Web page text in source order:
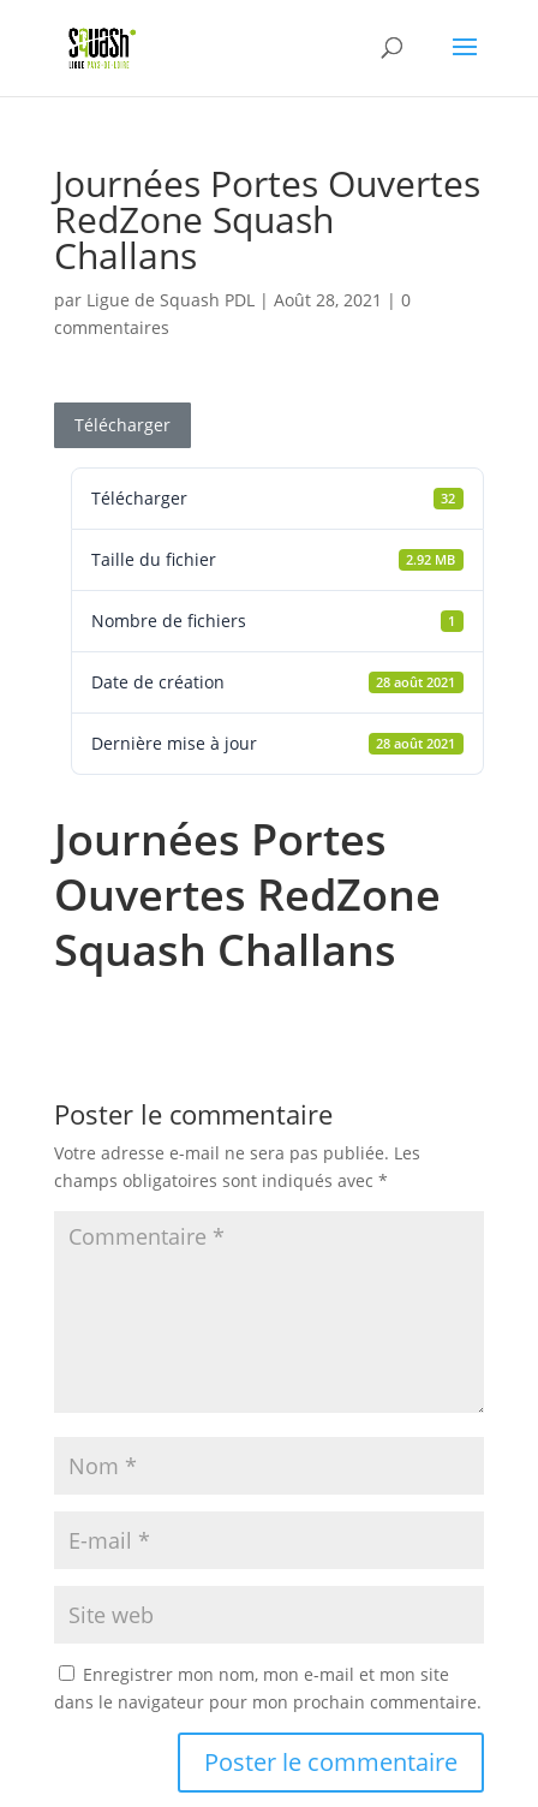
Journées Portes Ouvertes
RedZone Squash
Challans
par Ligue de Squash PDL| Août 28, 2021 | 0
commentaires
Télécharger
Télécharger 32
Taille du fichier 2.92 MB
Nombre de fichiers 1
Date de création 28 août 2021
Dernière mise à jour 28 août 2021
Journées Portes
Ouvertes RedZone
Squash Challans
Poster le commentaire
Votre adresse e-mail ne sera pas publiée. Les
champs obligatoires sont indiqués avec *
Enregistrer mon nom, mon e-mail et mon site
dans le navigateur pour mon prochain commentaire.